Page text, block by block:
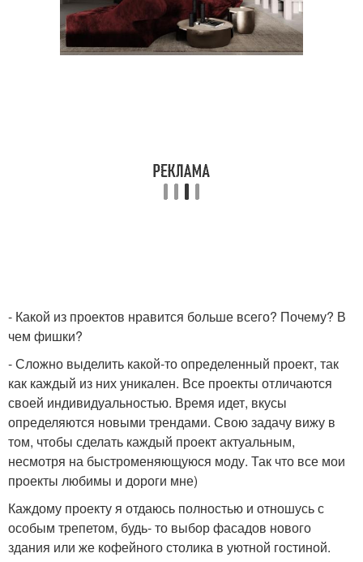
- Какой из проектов нравится больше всего? Почему? В
чем фишки?
- Сложно выделить какой-то определенный проект, так
как каждый из них уникален. Все проекты отличаются
своей индивидуальностью. Время идет, вкусы
определяются новыми трендами. Свою задачу вижу в
том, чтобы сделать каждый проект актуальным,
несмотря на быстроменяющуюся моду. Так что все мои
проекты любимы и дороги мне)
Каждому проекту я отдаюсь полностью и отношусь с
особым трепетом, будь- то выбор фасадов нового
здания или же кофейного столика в уютной гостиной.